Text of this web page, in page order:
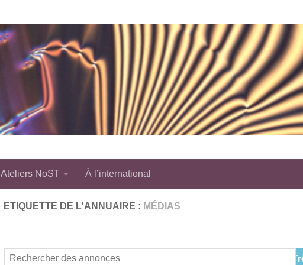
Ateliers NoST À l’international
ETIQUETTE DE L'ANNUAIRE : MÉDIAS